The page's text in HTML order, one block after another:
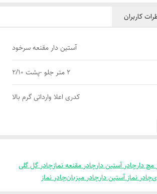
کاربران
آستین دار مقنعه سرخود
2 متر جلو -پشت 2/10
کدری اعلا وارداتی گرم بالا
مچ دارچادر آستین دارچادر مقنعه نمازچادر گل گلی
چادر نماز آستین دارچادر میزبانچادر نماز